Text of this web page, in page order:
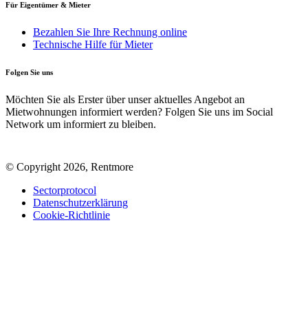
Für Eigentümer & Mieter
Bezahlen Sie Ihre Rechnung online
Technische Hilfe für Mieter
Folgen Sie uns
Möchten Sie als Erster über unser aktuelles Angebot an
Mietwohnungen informiert werden? Folgen Sie uns im Social
Network um informiert zu bleiben.
© Copyright 2026, Rentmore
Sectorprotocol
Datenschutzerklärung
Cookie-Richtlinie